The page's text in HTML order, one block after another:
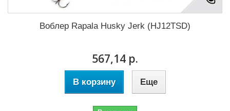
Воблер Rapala Husky Jerk (HJ12TSD)
567,14 р.
В корзину Еще